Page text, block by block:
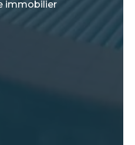
immobilier